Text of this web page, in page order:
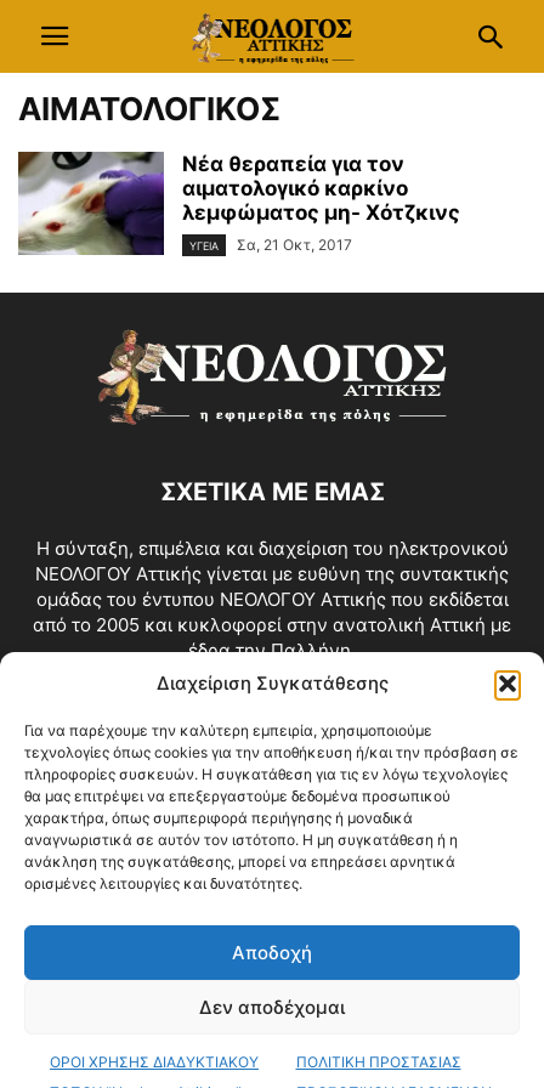
Διαχείριση Συγκατάθεσης
Για να παρέχουμε την καλύτερη εμπειρία, χρησιμοποιούμε
τεχνολογίες όπως cookies για την αποθήκευση ή/και την πρόσβαση σε
πληροφορίες συσκευών. Η συγκατάθεση για τις εν λόγω τεχνολογίες
θα μας επιτρέψει να επεξεργαστούμε δεδομένα προσωπικού
χαρακτήρα, όπως συμπεριφορά περιήγησης ή μοναδικά
αναγνωριστικά σε αυτόν τον ιστότοπο. Η μη συγκατάθεση ή η
ανάκληση της συγκατάθεσης, μπορεί να επηρεάσει αρνητικά
ορισμένες λειτουργίες και δυνατότητες.
Αποδοχή
Δεν αποδέχομαι
ΟΡΟΙ ΧΡΗΣΗΣ ΔΙΑΔΥΚΤΙΑΚΟΥ
ΠΟΛΙΤΙΚΗ ΠΡΟΣΤΑΣΙΑΣ
ΑΙΜΑΤΟΛΟΓΙΚΟΣ
Νέα θεραπεία για τον
αιματολογικό καρκίνο
λεμφώματος μη- Χότζκινς
ΥΓΕΙΑ Σα, 21 Οκτ, 2017
ΣΧΕΤΙΚΑ ΜΕ ΕΜΑΣ
Η σύνταξη, επιμέλεια και διαχείριση του ηλεκτρονικού
ΝΕΟΛΟΓΟΥ Αττικής γίνεται με ευθύνη της συντακτικής
ομάδας του έντυπου ΝΕΟΛΟΓΟΥ Αττικής που εκδίδεται
από το 2005 και κυκλοφορεί στην ανατολική Αττική με
έδρα την Παλλήνη.
Επικοινωνία:info@neologosattikis.gr
ΑΚΟΛΟΥΘΗΣΕ ΜΑΣ
Videos Όροι Χρήσης
© Copyright 2026 ΝΕΟΛΟΓΟΣ ΑΤΤΙΚΗΣ • All Rights Reserved •